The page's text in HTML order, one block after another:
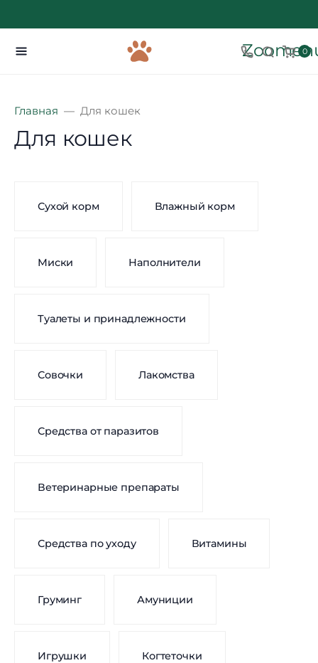
0
Главная Для кошек
Для кошек
Сухой корм Влажный корм
Миски Наполнители
Туалеты и принадлежности
Совочки Лакомства
Средства от паразитов
Ветеринарные препараты
Средства по уходу Витамины
Груминг Амуниции
Игрушки Когтеточки